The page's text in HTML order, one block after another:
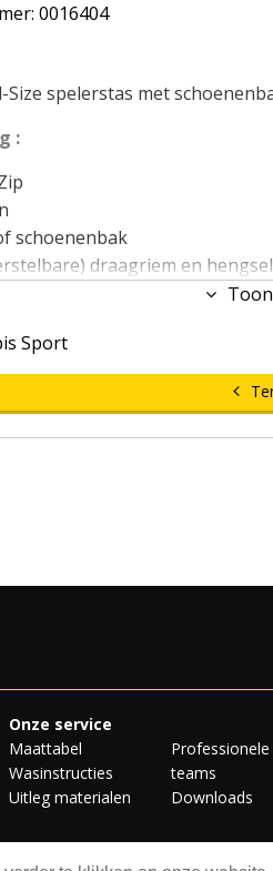
0016404
Size spelerstas met
:
schoenenbak
draagriem en
Liter
Sport
Onze service
Maattabel
Wasinstructies
Uitleg materialen
Professionele
teams
Downloads